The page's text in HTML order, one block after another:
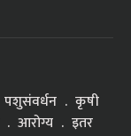
पशुसंवर्धन
कृषी
आरोग्य इतर